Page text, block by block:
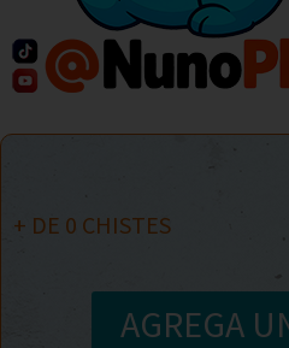
+ DE 0 CHISTES
AGREGA